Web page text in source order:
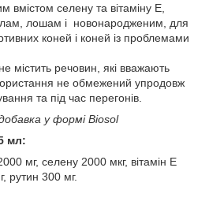
вмістом селену та вітаміну Е,
лошам і новонародженим, для
коней і коней із проблемами
містить речовин, які вважають
не обмежений упродовж
та під час перегонів.
у формі Biosol
мл:
мг, селену 2000 мкг, вітамін Е
рутин 300 мг.